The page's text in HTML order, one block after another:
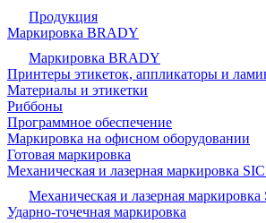
Продукция
Маркировка BRADY
Маркировка BRADY
Принтеры этикеток, аппликаторы и
Материалы и этикетки
Риббоны
Программное обеспечение
Маркировка на офисном оборудовании
Готовая маркировка
Механическая и лазерная маркировка
Механическая и лазерная
Ударно-точечная маркировка